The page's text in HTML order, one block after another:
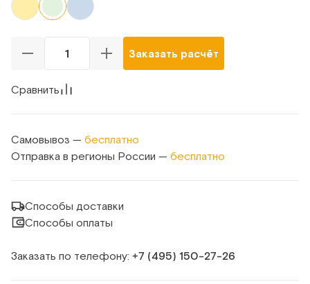
Заказать расчёт
Сравнить
Самовывоз — бесплатно
Отправка в регионы России — бесплатно
Способы доставки
Способы оплаты
Заказать по телефону: +7 (495) 150‑27‑26